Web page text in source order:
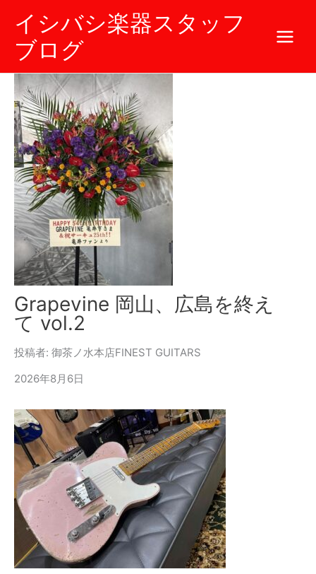
イシバシ楽器スタッフ
ブログ
Grapevine 岡山、広島を終え
て vol.2
投稿者: 御茶ノ水本店FINEST GUITARS
2026年8月6日